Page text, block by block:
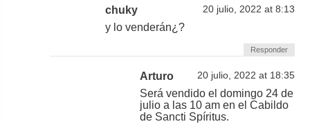
chuky 20 julio, 2022 at 8:13
y lo venderán¿?
Responder
Arturo 20 julio, 2022 at 18:35
Será vendido el domingo 24 de
julio a las 10 am en el Cabildo
de Sancti Spíritus.